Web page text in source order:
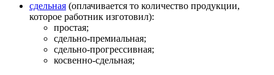
сдельная (оплачивается то количество продукции,
которое работник изготовил):
простая;
сдельно-премиальная;
сдельно-прогрессивная;
косвенно-сдельная;